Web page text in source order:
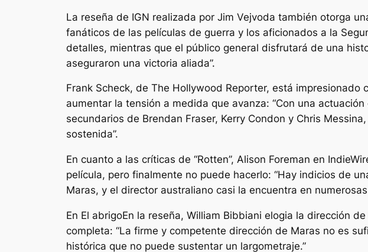
La reseña de IGN realizada por Jim Vejvoda también otorga
fanáticos de las películas de guerra y los aficionados a la
detalles, mientras que el público general disfrutará de una
aseguraron una victoria aliada”.
Frank Scheck, de The Hollywood Reporter, está
aumentar la tensión a medida que avanza: “Con una
secundarios de Brendan Fraser, Kerry Condon y Chris
sostenida”.
En cuanto a las críticas de “Rotten”, Alison Foreman en
película, pero finalmente no puede hacerlo: “Hay indicios de
Maras, y el director australiano casi la encuentra en numerosas
En El abrigoEn la reseña, William Bibbiani elogia la dirección
completa: “La firme y competente dirección de Maras no es
histórica que no puede sustentar un largometraje.”